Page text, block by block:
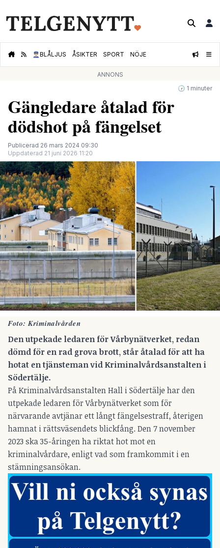
👮🏻‍♂️BLÅLJUS ÅSIKTER SPORT NÖJE
ANNONS
🕝 1 minuter
Gängledare åtalad för
dödshot på fängelset
Publicerad 26 mars 2024 09:30
Uppdaterad 21 juni 2026 11:20
Foto: Kriminalvården
Den utpekade ledaren för Vårbynätverket, redan
dömd för en rad grova brott, står åtalad för att ha
hotat en tjänsteman vid Kriminalvårdsanstalten i
Södertälje.
På Kriminalvårdsanstalten Hall i Södertälje har den
utpekade ledaren för Vårbynätverket som för
närvarande avtjänar ett långt fängelsestraff, återigen
hamnat i rättsväsendets blickfång. Den 7 november
2023 ska 35-åringen ha riktat hot mot en
kriminalvårdare, enligt vad som framkommit i en
stämningsansökan.